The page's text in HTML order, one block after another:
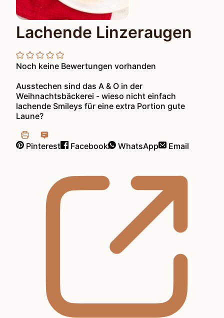
Lachende Linzeraugen
Noch keine Bewertungen vorhanden
Ausstechen sind das A & O in der
Weihnachtsbäckerei - wieso nicht einfach
lachende Smileys für eine extra Portion gute
Laune?
Pinterest Facebook WhatsApp Email